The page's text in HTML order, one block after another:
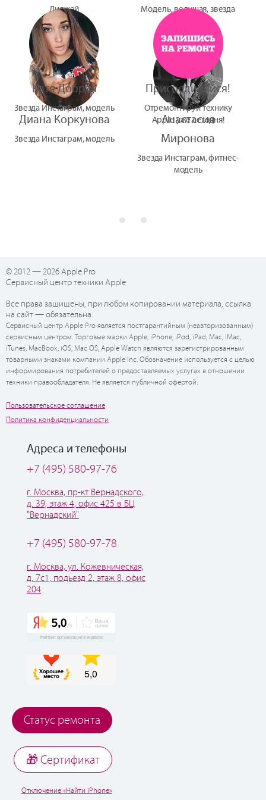
Диджей
Модель, ведущая, звезда
Диана Коркунова
Звезда Инстаграм, модель
Анастасия
Миронова
Звезда Инстаграм, фитнес-
модель
Катя Добрая
Звезда Инстаграм, модель
Присоединяйся!
Отремонтируй технику
Apple уже сегодня!
© 2012 — 2026 Apple Pro
Сервисный центр техники Apple
Все права защищены, при любом копировании материала, ссылка
на сайт — обязательна.
Сервисный центр Apple Pro является постгарантийным (неавторизованным)
сервисным центром. Торговые марки Apple, iPhone, iPod, iPad, Mac, iMac,
iTunes, MacBook, iOS, Mac OS, Apple Watch являются зарегистрированным
товарными знаками компании Apple Inc. Обозначение используется с целью
информирования потребителей о предоставляемых услугах в отношении
техники правообладателя. Не является публичной офертой.
Пользовательское соглашение
Политика конфиденциальности
Адреса и телефоны
+7 (495) 580-97-76
г. Москва, пр-кт Вернадского,
д. 39, этаж 4, офис 425 в БЦ
"Вернадский"
+7 (495) 580-97-78
г. Москва, ул. Кожевническая,
д. 7с1, подьезд 2, этаж 8, офис
204
Статус ремонта
🎁 Cертификат
Отключение «Найти iPhone»